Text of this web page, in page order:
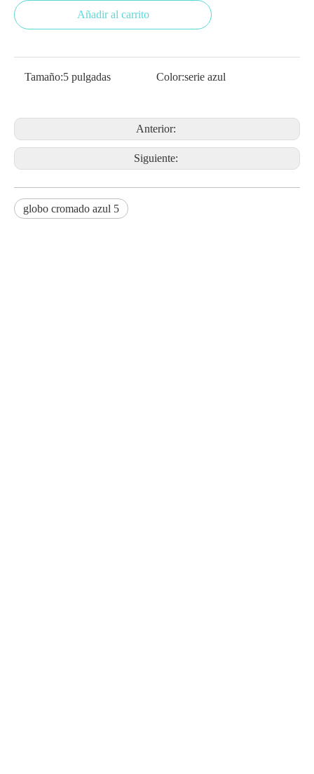
Añadir al carrito
Tamaño:5 pulgadas Color:serie azul
Anterior:
Siguiente:
globo cromado azul 5